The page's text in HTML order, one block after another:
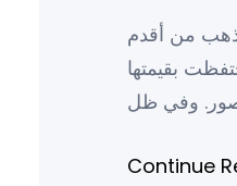
من أقدم
بقيمتها
وفي ظل
Continue